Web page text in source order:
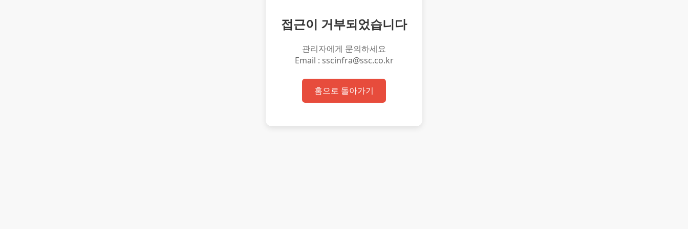
접근이 거부되었습니다
관리자에게 문의하세요
Email : sscinfra@ssc.co.kr
홈으로 돌아가기